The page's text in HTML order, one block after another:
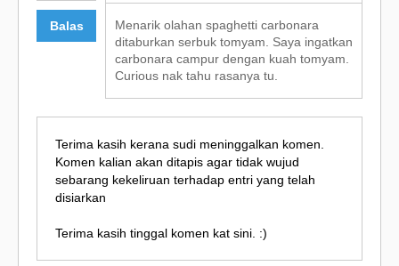
Balas
Menarik olahan spaghetti carbonara
ditaburkan serbuk tomyam. Saya ingatkan
carbonara campur dengan kuah tomyam.
Curious nak tahu rasanya tu.
Terima kasih kerana sudi meninggalkan komen.
Komen kalian akan ditapis agar tidak wujud
sebarang kekeliruan terhadap entri yang telah
disiarkan
Terima kasih tinggal komen kat sini. :)